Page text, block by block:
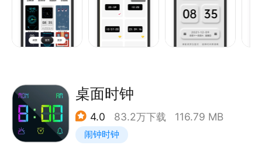
*定时闹钟：设置各种闹钟，可以选择音乐、重复日期
*日程管理：设置各种日程提醒，小事不再忘记
桌面时钟
4.0 83.2万下载 116.79 MB
闹钟时钟